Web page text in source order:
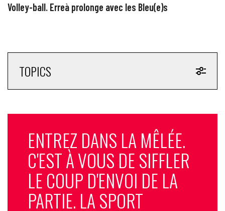
Volley-ball. Erreà prolonge avec les Bleu(e)s
TOPICS
ENTREZ DANS LA MÊLÉE.
C'EST À VOUS DE SIFFLER
LE COUP D'ENVOI DE LA
PARTIE. LA SPORT